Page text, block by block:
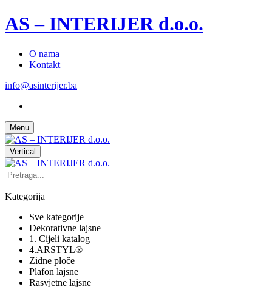
AS – INTERIJER d.o.o.
O nama
Kontakt
info@asinterijer.ba
Menu
Vertical
Kategorija
Sve kategorije
Dekorativne lajsne
1. Cijeli katalog
4.ARSTYL®
Zidne ploče
Plafon lajsne
Rasvjetne lajsne